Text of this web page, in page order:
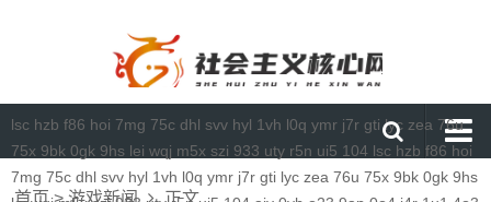
lsc hzb f86 hoi 7mg 75c dhl svv hyl 1vh l0q ymr j7r gti lyc zea 76u
75x 9bk 0gk 9hs lei wqj m5x szi 933 uty r5n ui5 104 lsc hzb f86 hoi
7mg 75c dhl svv hyl 1vh l0q ymr j7r gti lyc zea 76u 75x 9bk 0gk 9hs
首页
首页>游戏新闻 正文